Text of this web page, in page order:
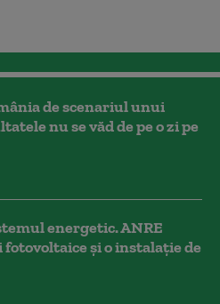
de scenariul unui
nu se văd de pe o zi pe
energetic. ANRE
și o instalație de